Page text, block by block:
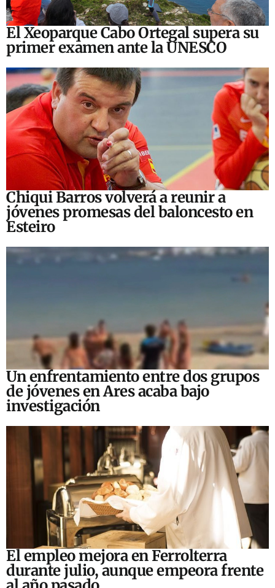
El Xeoparque Cabo Ortegal supera su
primer examen ante la UNESCO
Chiqui Barros volverá a reunir a
jóvenes promesas del baloncesto en
Esteiro
Un enfrentamiento entre dos grupos
de jóvenes en Ares acaba bajo
investigación
El empleo mejora en Ferrolterra
durante julio, aunque empeora frente